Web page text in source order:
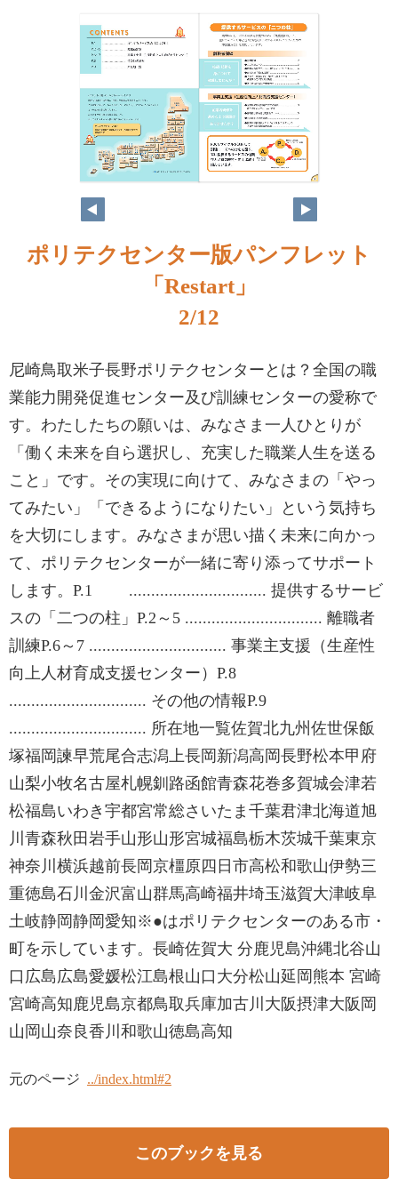
ポリテクセンター版パンフレット
「Restart」
2/12
尼崎鳥取米子長野ポリテクセンターとは？全国の職
業能力開発促進センター及び訓練センターの愛称で
す。わたしたちの願いは、みなさま一人ひとりが
「働く未来を自ら選択し、充実した職業人生を送る
こと」です。その実現に向けて、みなさまの「やっ
てみたい」「できるようになりたい」という気持ち
を大切にします。みなさまが思い描く未来に向かっ
て、ポリテクセンターが一緒に寄り添ってサポート
します。P.1 ............................... 提供するサービ
スの「二つの柱」P.2～5 ............................... 離職者
訓練P.6～7 ............................... 事業主支援（生産性
向上人材育成支援センター）P.8
............................... その他の情報P.9
............................... 所在地一覧佐賀北九州佐世保飯
塚福岡諫早荒尾合志潟上長岡新潟高岡長野松本甲府
山梨小牧名古屋札幌釧路函館青森花巻多賀城会津若
松福島いわき宇都宮常総さいたま千葉君津北海道旭
川青森秋田岩手山形山形宮城福島栃木茨城千葉東京
神奈川横浜越前長岡京橿原四日市高松和歌山伊勢三
重徳島石川金沢富山群馬高崎福井埼玉滋賀大津岐阜
土岐静岡静岡愛知※●はポリテクセンターのある市・
町を示しています。長崎佐賀大 分鹿児島沖縄北谷山
口広島広島愛媛松江島根山口大分松山延岡熊本 宮崎
宮崎高知鹿児島京都鳥取兵庫加古川大阪摂津大阪岡
山岡山奈良香川和歌山徳島高知
元のページ ../index.html#2
このブックを見る